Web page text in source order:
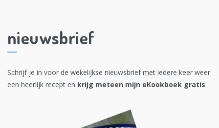
nieuwsbrief
Schrijf je in voor de wekelijkse nieuwsbrief met iedere keer weer
een heerlijk recept en krijg meteen mijn eKookboek gratis